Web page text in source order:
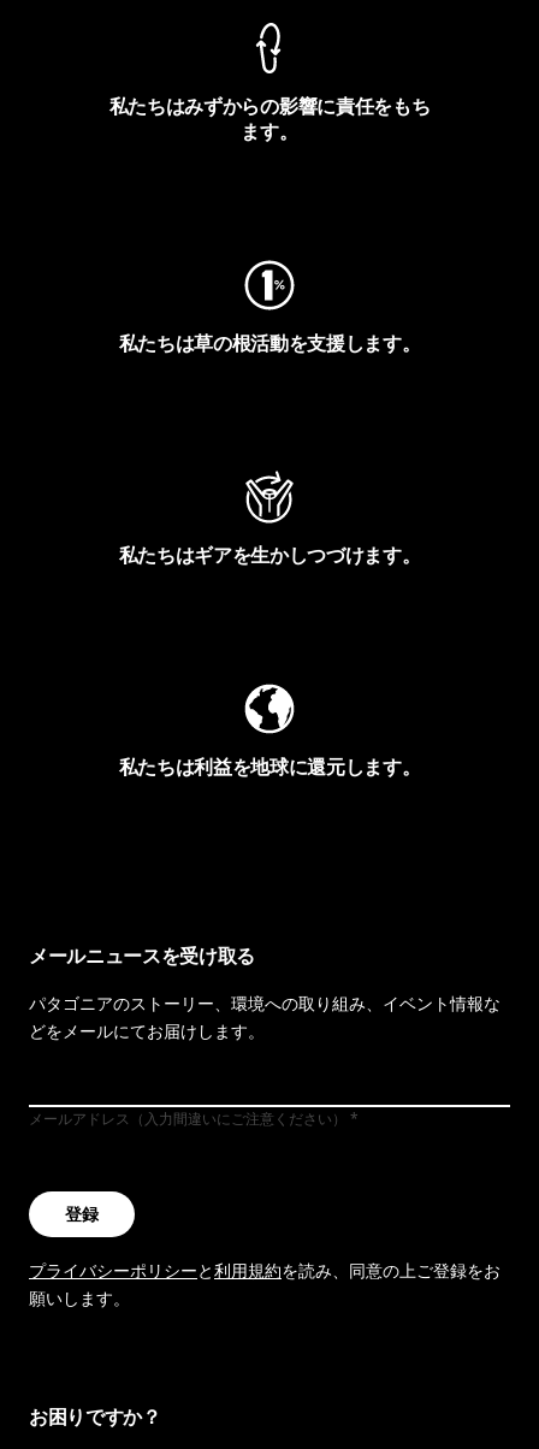
私たちはみずからの影響に責任をもち
ます。
私たちは草の根活動を支援します。
私たちはギアを生かしつづけます。
私たちは利益を地球に還元します。
メールニュースを受け取る
パタゴニアのストーリー、環境への取り組み、イベント情報な
どをメールにてお届けします。
メールアドレス（入力間違いにご注意ください）
登録
プライバシーポリシーと利用規約を読み、同意の上ご登録をお
願いします。
お困りですか？